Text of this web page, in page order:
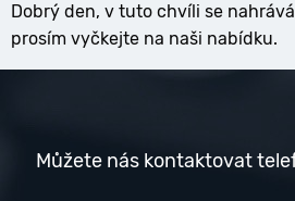
Dobrý den, v tuto chvíli se
prosím vyčkejte na naši nabídku.
Můžete nás kontaktovat